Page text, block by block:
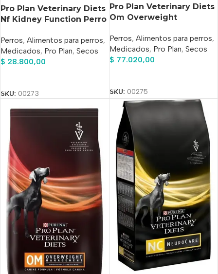
Pro Plan Veterinary Diets
Nf Kidney Function Perro
Perros, Alimentos para perros,
Medicados, Pro Plan, Secos
$ 28.800,00
SKU: 00273
Pro Plan Veterinary Diets
Om Overweight
Perro Adulto Todos Los
Tamaños x 7.5 kg
Perros, Alimentos para perros,
Medicados, Pro Plan, Secos
$ 77.020,00
SKU: 00275